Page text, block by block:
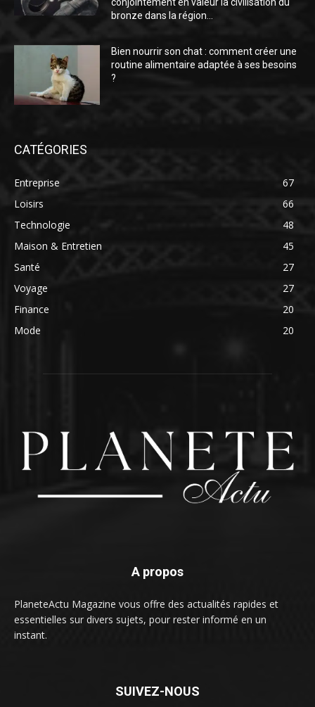
bronze dans la région...
Bien nourrir son chat : comment créer une
routine alimentaire adaptée à ses besoins
?
CATÉGORIES
Entreprise
67
Loisirs
66
Technologie
48
Maison & Entretien
45
Santé
27
Voyage
27
Finance
20
Mode
20
A propos
PlaneteActu Magazine vous offre des actualités rapides et
essentielles sur divers sujets, pour rester informé en un
instant.
SUIVEZ-NOUS